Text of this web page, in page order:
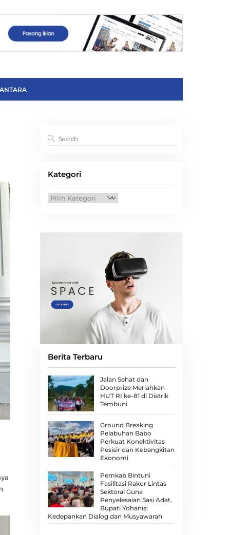
Kategori
Kategori
Berita Terbaru
Jalan Sehat dan
Doorprize Meriahkan
HUT RI ke-81 di Distrik
Tembuni
Ground Breaking
Pelabuhan Babo
Perkuat Konektivitas
Pesisir dan Kebangkitan
Ekonomi
Pemkab Bintuni
Fasilitasi Rakor Lintas
Sektoral Guna
Penyelesaian Sasi Adat,
Bupati Yohanis:
Kedepankan Dialog dan Musyawarah